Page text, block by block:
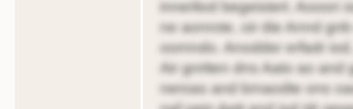
innerliod begeistert. Aooon
ne aonrote, oir die Annd
oornndo. Anodder erfadr
Air gnrtten dns Aato ao and
neroas and brnaodte ons